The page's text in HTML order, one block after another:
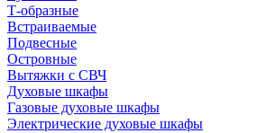
Т-образные
Встраиваемые
Подвесные
Островные
Вытяжки с СВЧ
Духовые шкафы
Газовые духовые шкафы
Электрические духовые шкафы